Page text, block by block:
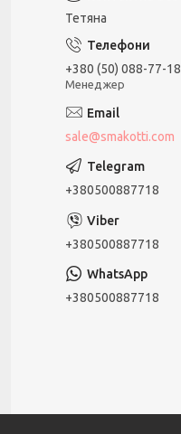
Тетяна
+380 (50) 088-77-18
Менеджер
sale@smakotti.com
+380500887718
+380500887718
+380500887718